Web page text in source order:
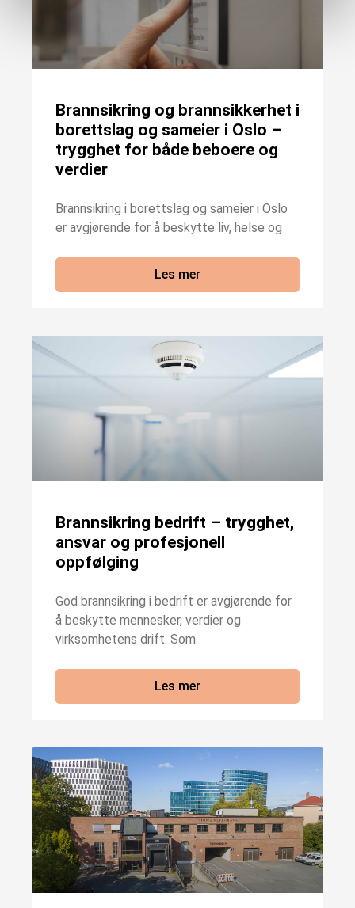
Brannsikring og brannsikkerhet i
borettslag og sameier i Oslo –
trygghet for både beboere og
verdier
Brannsikring i borettslag og sameier i Oslo
er avgjørende for å beskytte liv, helse og
Les mer
Brannsikring bedrift – trygghet,
ansvar og profesjonell
oppfølging
God brannsikring i bedrift er avgjørende for
å beskytte mennesker, verdier og
virksomhetens drift. Som
Les mer